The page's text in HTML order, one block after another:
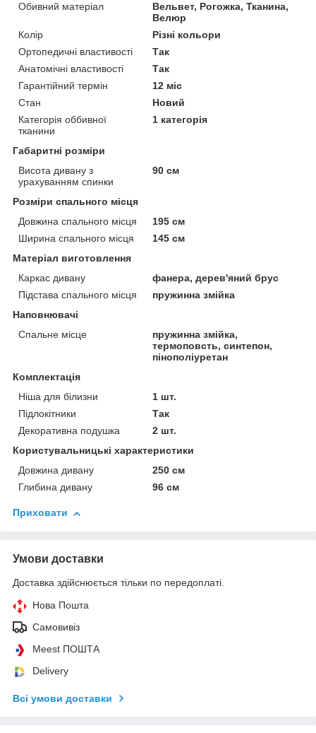
Обивний матеріал
Вельвет, Рогожка, Тканина,
Велюр
Колір
Різні кольори
Ортопедичні властивості
Так
Анатомічні властивості
Так
Гарантійний термін
12 міс
Стан
Новий
Категорія оббивної
тканини
1 категорія
Габаритні розміри
Висота дивану з
урахуванням спинки
90 см
Розміри спального місця
Довжина спального місця
195 см
Ширина спального місця
145 см
Матеріал виготовлення
Каркас дивану
фанера, дерев'яний брус
Підстава спального місця
пружинна змійка
Наповнювачі
Спальне місце
пружинна змійка,
термоповсть, синтепон,
пінополіуретан
Комплектація
Ніша для білизни
1 шт.
Підлокітники
Так
Декоративна подушка
2 шт.
Користувальницькі характеристики
Довжина дивану
250 см
Глибина дивану
96 см
Приховати
Умови доставки
Доставка здійснюється тільки по передоплаті.
Нова Пошта
Самовивіз
Meest ПОШТА
Delivery
Всі умови доставки